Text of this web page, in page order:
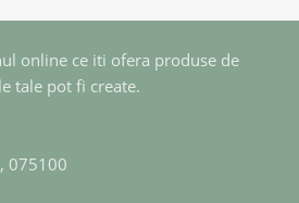
online ce iti ofera produse de
tale pot fi create.
075100